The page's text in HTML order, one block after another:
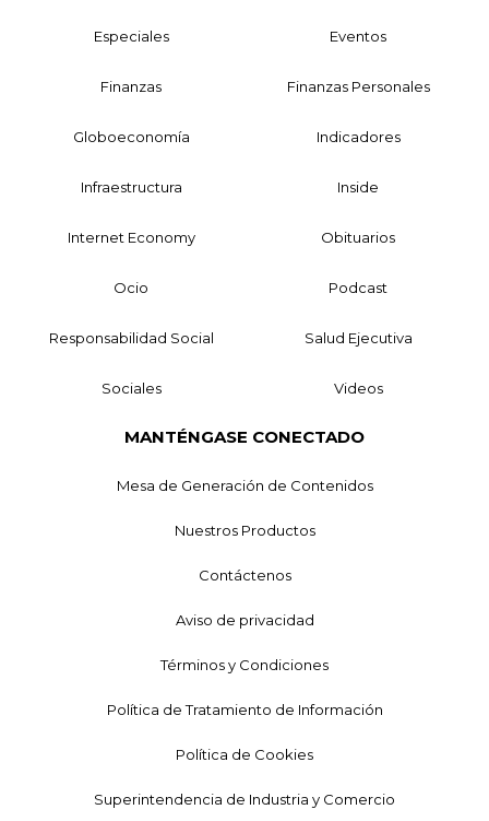
Especiales Eventos
Finanzas Finanzas Personales
Globoeconomía Indicadores
Infraestructura Inside
Internet Economy Obituarios
Ocio Podcast
Responsabilidad Social Salud Ejecutiva
Sociales Videos
MANTÉNGASE CONECTADO
Mesa de Generación de Contenidos
Nuestros Productos
Contáctenos
Aviso de privacidad
Términos y Condiciones
Política de Tratamiento de Información
Política de Cookies
Superintendencia de Industria y Comercio